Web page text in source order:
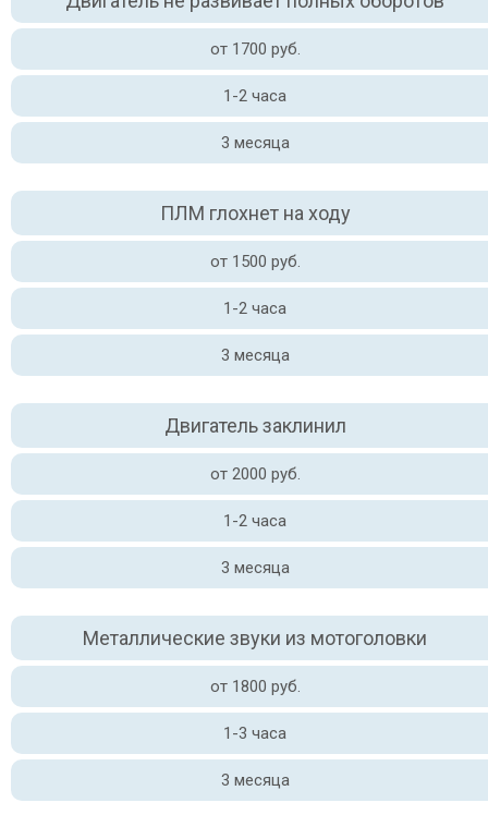
от 1700 руб.
1-2 часа
3 месяца
ПЛМ глохнет на ходу
от 1500 руб.
1-2 часа
3 месяца
Двигатель заклинил
от 2000 руб.
1-2 часа
3 месяца
Металлические звуки из мотоголовки
от 1800 руб.
1-3 часа
3 месяца